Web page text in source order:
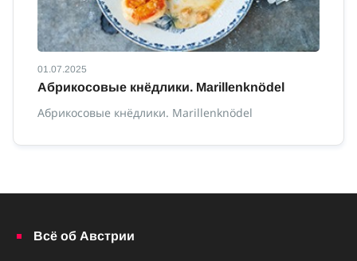
01.07.2025
Абрикосовые кнёдлики. Marillenknödel
Абрикосовые кнёдлики. Marillenknödel
Всё об Австрии